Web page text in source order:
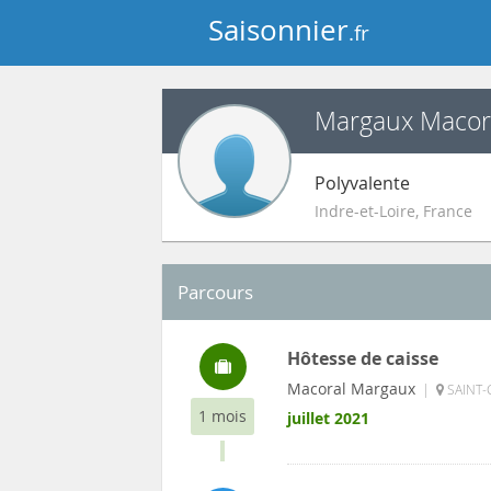
Saisonnier.fr
Margaux
Polyvalente
Indre-et-Loire, France
Parcours
1 mois
Hôtesse de caisse
Macoral Margaux | SAINT-
juillet 2021